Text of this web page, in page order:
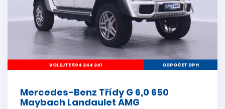
VOLEJTE 604 244 241 ODPOČET DPH
Mercedes-Benz Třídy G 6,0 650
Maybach Landaulet AMG